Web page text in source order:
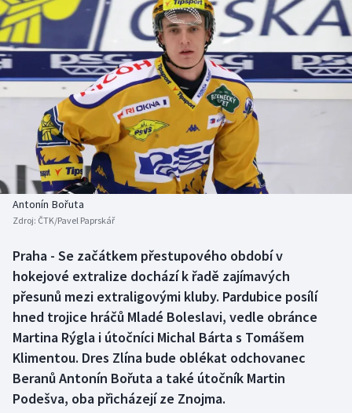
Cyklistika
DALŠÍ SPORTY
Americký fotbal
Baseball a softbal
Basketbal
Biatlon
Box
Curling
Dostihy
Florbal
NEPŘEHLÉDNĚTE
Soutěže
Historické návraty
Aplikace ČT sport
Antonín Bořuta
Zdroj: ČTK/Pavel Paprskář
Praha - Se začátkem přestupového období v
hokejové extralize dochází k řadě zajímavých
přesunů mezi extraligovými kluby. Pardubice posílí
hned trojice hráčů Mladé Boleslavi, vedle obránce
Martina Rýgla i útočníci Michal Bárta s Tomášem
Klimentou. Dres Zlína bude oblékat odchovanec
Beranů Antonín Bořuta a také útočník Martin
Podešva, oba přicházejí ze Znojma.